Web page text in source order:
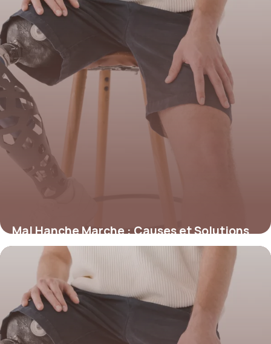
Mal Hanche Marche : Causes et Solutions
7 juin 2026